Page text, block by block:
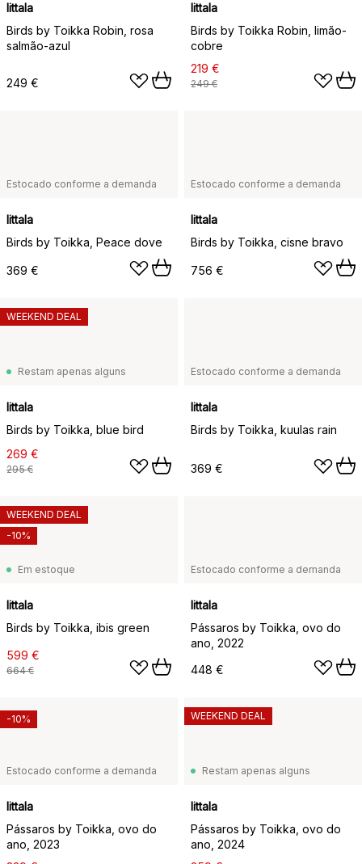
Iittala
Birds by Toikka Robin, rosa
salmão-azul
249 €
Iittala
Birds by Toikka Robin, limão-
cobre
219 €
249 €
Estocado conforme a demanda
Iittala
Birds by Toikka, Peace dove
369 €
Estocado conforme a demanda
Iittala
Birds by Toikka, cisne bravo
756 €
Restam apenas alguns
Iittala
Birds by Toikka, blue bird
269 €
295 €
WEEKEND DEAL
Estocado conforme a demanda
Iittala
Birds by Toikka, kuulas rain
369 €
Em estoque
Iittala
Birds by Toikka, ibis green
599 €
664 €
WEEKEND DEAL
-10%
Estocado conforme a demanda
Iittala
Pássaros by Toikka, ovo do
ano, 2022
448 €
Estocado conforme a demanda
Iittala
Pássaros by Toikka, ovo do
ano, 2023
-10%
Restam apenas alguns
Iittala
Pássaros by Toikka, ovo do
ano, 2024
WEEKEND DEAL